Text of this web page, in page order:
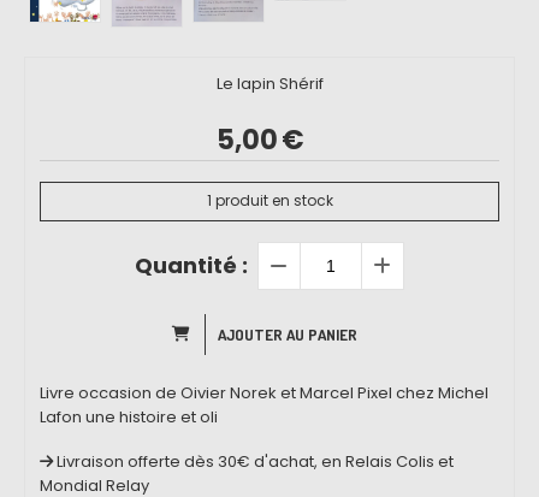
Le lapin Shérif
5,00€
1 produit en stock
Quantité :
AJOUTER AU PANIER
Livre occasion de Oivier Norek et Marcel Pixel chez Michel
Lafon une histoire et oli
Livraison offerte dès 30€ d'achat, en Relais Colis et
Mondial Relay